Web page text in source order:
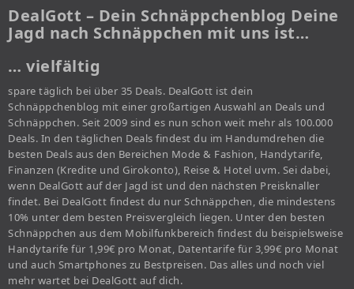
DealGott – Dein Schnäppchenblog Deine
Jagd nach Schnäppchen mit uns ist…
… vielfältig
spare täglich bei über 35 Deals. DealGott ist dein
Schnäppchenblog mit einer großartigen Auswahl an Deals und
Schnäppchen. Seit 2009 sind es nun schon weit mehr als 100.000
Deals. In den täglichen Deals findest du im Handumdrehen die
besten Deals aus den Bereichen Mode & Fashion, Handytarife,
Finanzen (Kredite und Girokonto), Reise & Hotel uvm. Sei dabei,
wenn DealGott auf der Jagd ist und den nächsten Preisknaller
findet. Bei DealGott findest du nur Schnäppchen, die mindestens
10% unter dem besten Preisvergleich liegen. Unter den besten
Schnäppchen aus dem Mobilfunkbereich findest du beispielsweise
Handytarife für 1,99€ pro Monat, Datentarife für 3,99€ pro Monat
und auch Smartphones zu Bestpreisen. Das alles und noch viel
mehr wartet bei DealGott auf dich.